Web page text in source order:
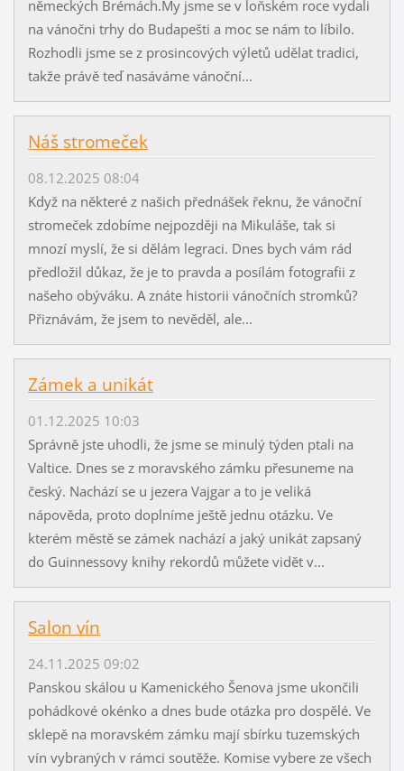
německých Brémách.My jsme se v loňském roce vydali
na vánočni trhy do Budapešti a moc se nám to líbilo.
Rozhodli jsme se z prosincových výletů udělat tradici,
takže právě teď nasáváme vánoční...
Náš stromeček
08.12.2025 08:04
Když na některé z našich přednášek řeknu, že vánoční
stromeček zdobíme nejpozději na Mikuláše, tak si
mnozí myslí, že si dělám legraci. Dnes bych vám rád
předložil důkaz, že je to pravda a posílám fotografii z
našeho obýváku. A znáte historii vánočních stromků?
Přiznávám, že jsem to nevěděl, ale...
Zámek a unikát
01.12.2025 10:03
Správně jste uhodli, že jsme se minulý týden ptali na
Valtice. Dnes se z moravského zámku přesuneme na
český. Nachází se u jezera Vajgar a to je veliká
nápověda, proto doplníme ještě jednu otázku. Ve
kterém městě se zámek nachází a jaký unikát zapsaný
do Guinnessovy knihy rekordů můžete vidět v...
Salon vín
24.11.2025 09:02
Panskou skálou u Kamenického Šenova jsme ukončili
pohádkové okénko a dnes bude otázka pro dospělé. Ve
sklepě na moravském zámku mají sbírku tuzemských
vín vybraných v rámci soutěže. Komise vybere ze všech